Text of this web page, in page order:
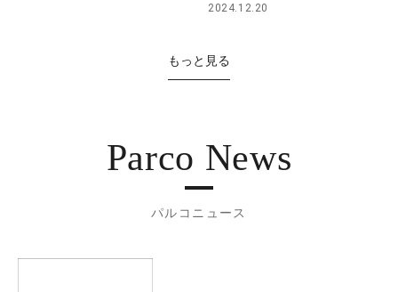
2024.12.20
もっと見る
Parco News
パルコニュース